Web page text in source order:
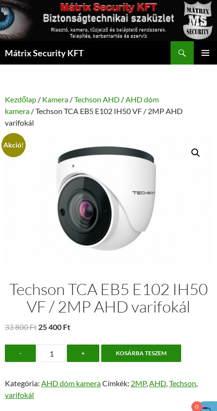
Kilépés
tartalomba
Mátrix Security KFT
Kezdőlap / Kamera /Techson AHD /AHD dóm
kamera / Techson TCA EB5 E102 IH50 VF / 2MP AHD
varifokál
Akció!
Techson TCA EB5 E102 IH50
VF / 2MP AHD varifokál
33 800Ft Original
was:
33
25 400 FtCurrent
25
-
Techson
TCA
E102
+ KOSÁRBA TESZEM
Kategória: AHD dóm kameraCímkék: 2MP,AHD,Techson,
varifokál
0